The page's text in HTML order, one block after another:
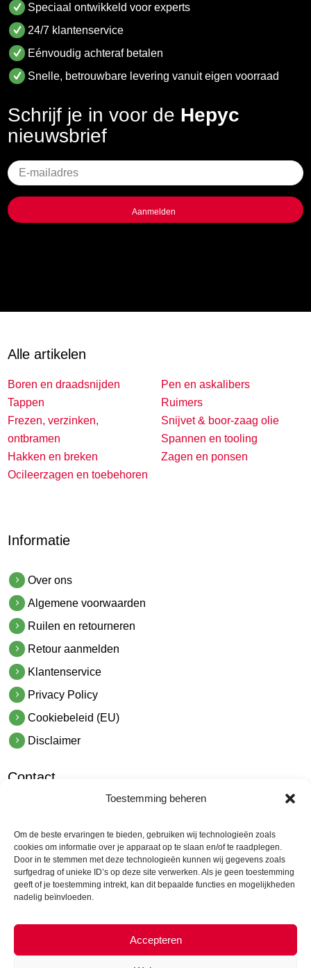
Toestemming beheren
Om de beste ervaringen te bieden, gebruiken wij technologieën zoals
cookies om informatie over je apparaat op te slaan en/of te raadplegen.
Door in te stemmen met deze technologieën kunnen wij gegevens zoals
surfgedrag of unieke ID’s op deze site verwerken. Als je geen toestemming
geeft of je toestemming intrekt, kan dit bepaalde functies en mogelijkheden
nadelig beïnvloeden.
Accepteren
Speciaal ontwikkeld voor experts
24/7 klantenservice
Eénvoudig achteraf betalen
Snelle, betrouwbare levering vanuit eigen voorraad
Schrijf je in voor de Hepyc
nieuwsbrief
Geen
titel
Alle artikelen
Boren en draadsnijden
Tappen
Frezen, verzinken,
ontbramen
Hakken en breken
Ocileerzagen en toebehoren
Pen en askalibers
Ruimers
Snijvet & boor-zaag olie
Spannen en tooling
Zagen en ponsen
Informatie
Over ons
Algemene voorwaarden
Ruilen en retourneren
Retour aanmelden
Klantenservice
Privacy Policy
Cookiebeleid (EU)
Disclaimer
Contact
t.0228 53 00 40
e.info@hetindustriehuis.com
KVK 51483904
BTW NL850044522B01